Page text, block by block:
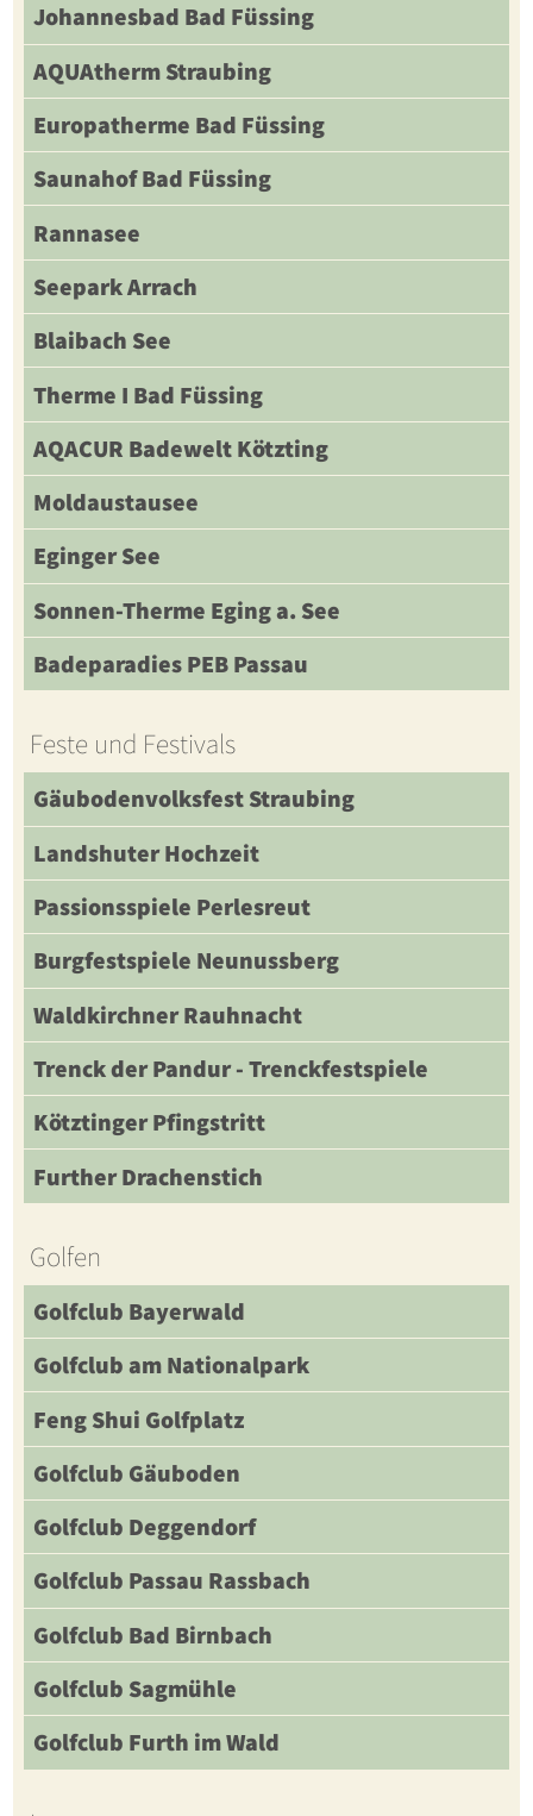
Johannesbad Bad Füssing
AQUAtherm Straubing
Europatherme Bad Füssing
Saunahof Bad Füssing
Rannasee
Seepark Arrach
Blaibach See
Therme I Bad Füssing
AQACUR Badewelt Kötzting
Moldaustausee
Eginger See
Sonnen-Therme Eging a. See
Badeparadies PEB Passau
Feste und Festivals
Gäubodenvolksfest Straubing
Landshuter Hochzeit
Passionsspiele Perlesreut
Burgfestspiele Neunussberg
Waldkirchner Rauhnacht
Trenck der Pandur - Trenckfestspiele
Kötztinger Pfingstritt
Further Drachenstich
Golfen
Golfclub Bayerwald
Golfclub am Nationalpark
Feng Shui Golfplatz
Golfclub Gäuboden
Golfclub Deggendorf
Golfclub Passau Rassbach
Golfclub Bad Birnbach
Golfclub Sagmühle
Golfclub Furth im Wald